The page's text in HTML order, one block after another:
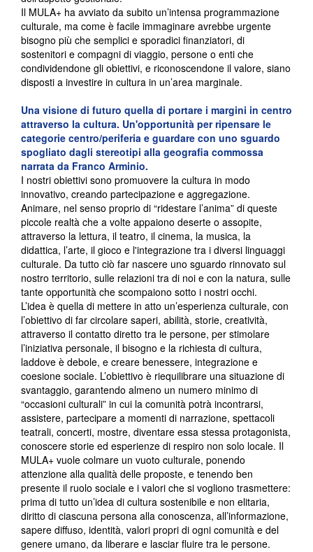
Il MULA+ ha avviato da subito un’intensa programmazione
culturale, ma come è facile immaginare avrebbe urgente
bisogno più che semplici e sporadici finanziatori, di
sostenitori e compagni di viaggio, persone o enti che
condividendone gli obiettivi, e riconoscendone il valore, siano
disposti a investire in cultura in un’area marginale.
Una visione di futuro quella di portare i margini in centro
attraverso la cultura. Un'opportunità per ripensare le
categorie centro/periferia e guardare con uno sguardo
spogliato dagli stereotipi alla geografia commossa
narrata da Franco Arminio.
I nostri obiettivi sono promuovere la cultura in modo
innovativo, creando partecipazione e aggregazione.
Animare, nel senso proprio di “ridestare l’anima” di queste
piccole realtà che a volte appaiono deserte o assopite,
attraverso la lettura, il teatro, il cinema, la musica, la
didattica, l’arte, il gioco e l'integrazione tra i diversi linguaggi
culturale. Da tutto ciò far nascere uno sguardo rinnovato sul
nostro territorio, sulle relazioni tra di noi e con la natura, sulle
tante opportunità che scompaiono sotto i nostri occhi.
L’idea è quella di mettere in atto un’esperienza culturale, con
l’obiettivo di far circolare saperi, abilità, storie, creatività,
attraverso il contatto diretto tra le persone, per stimolare
l’iniziativa personale, il bisogno e la richiesta di cultura,
laddove è debole, e creare benessere, integrazione e
coesione sociale. L’obiettivo è riequilibrare una situazione di
svantaggio, garantendo almeno un numero minimo di
“occasioni culturali” in cui la comunità potrà incontrarsi,
assistere, partecipare a momenti di narrazione, spettacoli
teatrali, concerti, mostre, diventare essa stessa protagonista,
conoscere storie ed esperienze di respiro non solo locale. Il
MULA+ vuole colmare un vuoto culturale, ponendo
attenzione alla qualità delle proposte, e tenendo ben
presente il ruolo sociale e i valori che si vogliono trasmettere:
prima di tutto un’idea di cultura sostenibile e non elitaria,
diritto di ciascuna persona alla conoscenza, all’informazione,
sapere diffuso, identità, valori propri di ogni comunità e del
genere umano, da liberare e lasciar fluire tra le persone.